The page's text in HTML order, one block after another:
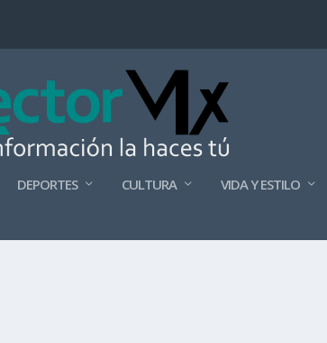
DEPORTES CULTURA VIDA Y ESTILO